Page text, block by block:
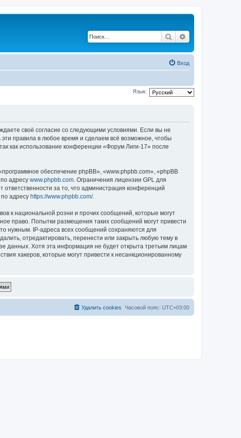
Поиск
Вход
Язык:
своё согласие со следующими условиями. Если вы не
правила в любое время и сделаем всё возможное, чтобы
как использование конференции «Форум Лиги-17» после
обеспечение phpBB», «www.phpbb.com», «phpBB
адресу www.phpbb.com. Ограничения лицензии GPL для
за то, что администрация конференций
адресу https://www.phpbb.com/.
к национальной розни и прочих сообщений, которые могут
право. Попытки размещения таких сообщений могут привести
нужным. IP-адреса всех сообщений сохраняются для
отредактировать, перенести или закрыть любую тему в
данных. Хотя эта информация не будет открыта третьим лицам
хакеров, которые могут привести к несанкционированному
Часовой пояс: UTC+03:00
Удалить cookies